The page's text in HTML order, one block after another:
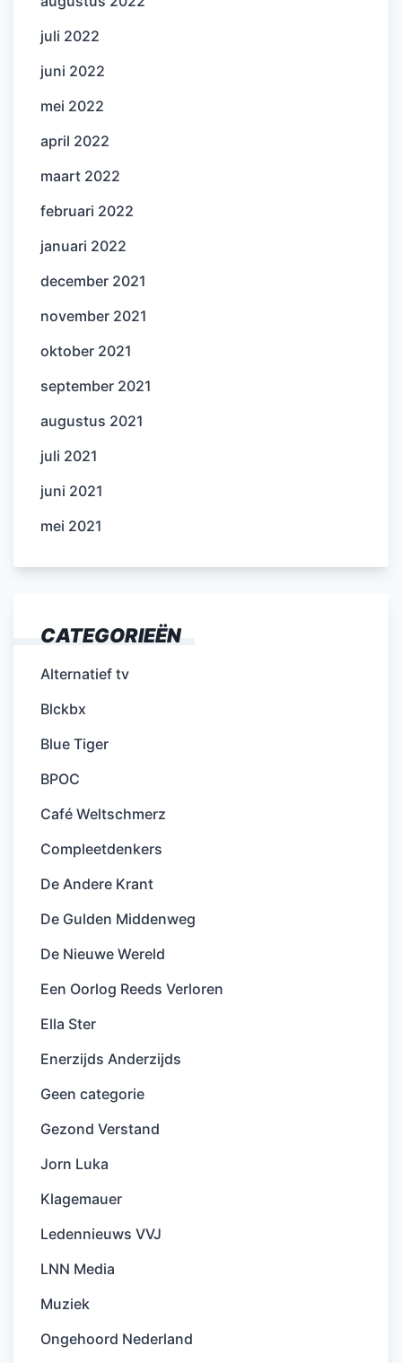
juli 2022
juni 2022
mei 2022
april 2022
maart 2022
februari 2022
januari 2022
december 2021
november 2021
oktober 2021
september 2021
augustus 2021
juli 2021
juni 2021
mei 2021
CATEGORIEËN
Alternatief tv
Blckbx
Blue Tiger
BPOC
Café Weltschmerz
Compleetdenkers
De Andere Krant
De Gulden Middenweg
De Nieuwe Wereld
Een Oorlog Reeds Verloren
Ella Ster
Enerzijds Anderzijds
Geen categorie
Gezond Verstand
Jorn Luka
Klagemauer
Ledennieuws VVJ
LNN Media
Muziek
Ongehoord Nederland